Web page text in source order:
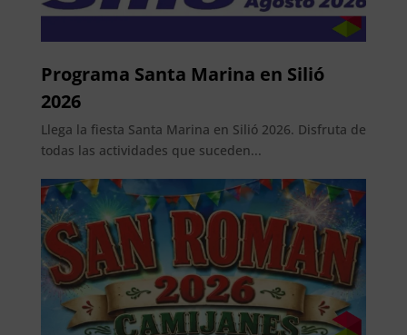
Programa Santa Marina en Silió
2026
Llega la fiesta Santa Marina en Silió 2026. Disfruta de
todas las actividades que suceden...